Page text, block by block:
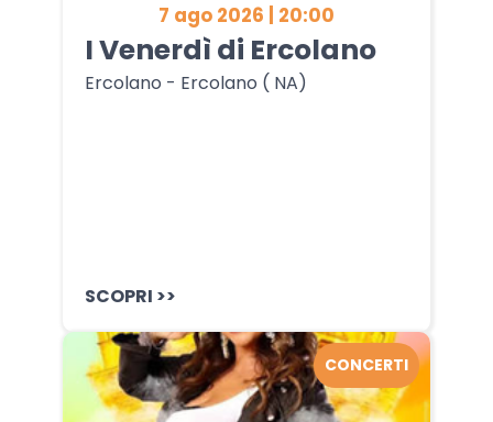
7 ago 2026 | 20:00
I Venerdì di Ercolano
Ercolano - Ercolano ( NA)
SCOPRI >>
CONCERTI